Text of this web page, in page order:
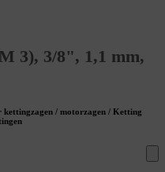
3), 3/8", 1,1 mm,
kettingzagen / motorzagen / Ketting